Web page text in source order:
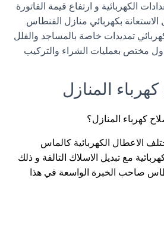
الكهربائية و ارتفاع قيمة الفاتورة
الاستعانة بكهربائي منازل الفنطاس.
تمديدات خاصة بالمساجد والفلل
مختص بعمليات الشراء والتركيب
المنازل
كهرباء المنازل؟
الاعطال الكهربائية كالماس
مع تبديل الاسلاك التالفة و ذلك
صاحب الخبرة الواسعة في هذا